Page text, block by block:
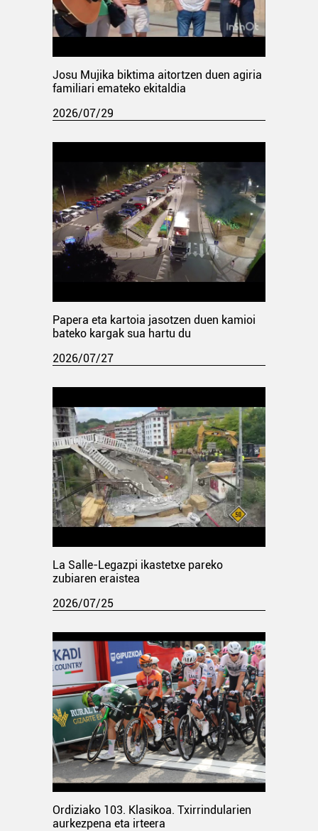
Josu Mujika biktima aitortzen duen agiria
familiari emateko ekitaldia
2026/07/29
Papera eta kartoia jasotzen duen kamioi
bateko kargak sua hartu du
2026/07/27
La Salle-Legazpi ikastetxe pareko
zubiaren eraistea
2026/07/25
Ordiziako 103. Klasikoa. Txirrindularien
aurkezpena eta irteera